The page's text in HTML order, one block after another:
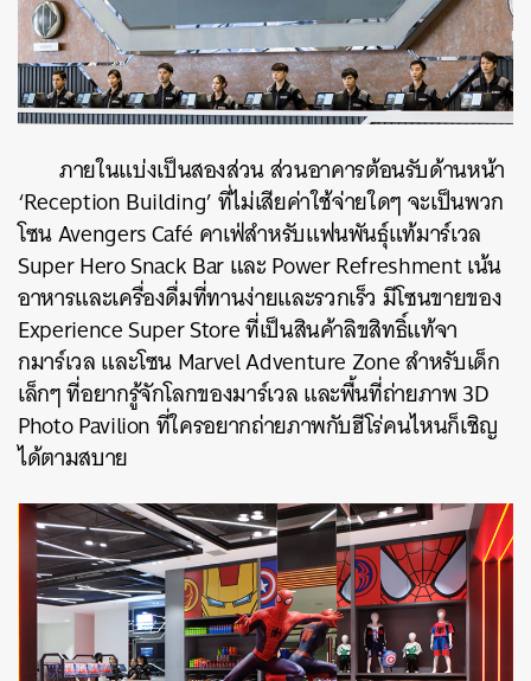
ภายในแบ่งเป็นสองส่วน ส่วนอาคารต้อนรับด้านหน้า
‘Reception Building’ ที่ไม่เสียค่าใช้จ่ายใดๆ จะเป็นพวก
โซน Avengers Café คาเฟ่สำหรับแฟนพันธุ์แท้มาร์เวล
Super Hero Snack Bar และ Power Refreshment เน้น
อาหารและเครื่องดื่มที่ทานง่ายและรวกเร็ว มีโซนขายของ
Experience Super Store ที่เป็นสินค้าลิขสิทธิ์แท้จา
กมาร์เวล และโซน Marvel Adventure Zone สำหรับเด็ก
เล็กๆ ที่อยากรู้จักโลกของมาร์เวล และพื้นที่ถ่ายภาพ 3D
Photo Pavilion ที่ใครอยากถ่ายภาพกับฮีโร่คนไหนก็เชิญ
ได้ตามสบาย